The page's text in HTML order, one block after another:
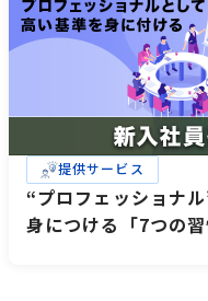
提供サービス
“プロフェッショナ
身につける「7つの